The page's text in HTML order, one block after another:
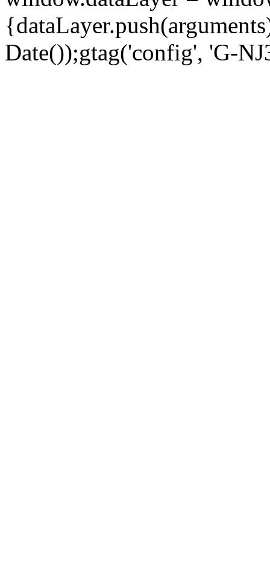
Date());gtag('config', 'G-